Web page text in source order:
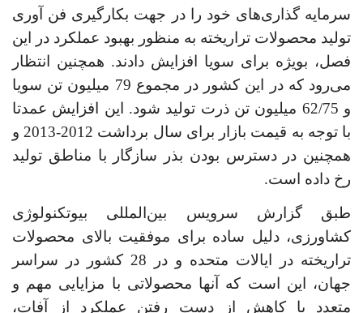
سرمایه گذاری‌های خود را در جهت بکارگیری فن آوری
تولید محصولات تراریخته به منظور بهبود عملکرد در این
فصل، بویژه برای سویا افزایش دادند. همچنین انتظار
می‌رود که در این کشور در مجموع 79 میلیون تن سویا
و 62/75 میلیون تن ذرت تولید شود. این افزایش عمدتا
با توجه به قیمت بازار برای سال برداشت 2012-2013 و
همچنین در دسترس بودن بذر سازگار با مناطق تولید
رخ داده است.
طبق گزارش سرویس بین‌المللی بیوتکنولوژی
کشاورزی، دلیل ساده برای موفقیت بالای محصولات
تراریخته در ایالات متحده و در 28 کشور در سراسر
جهان، این است که آنها محصولاتی با مزایایی مهم و
متعدد با کاهش از دست رفتن عملکرد از آفات،